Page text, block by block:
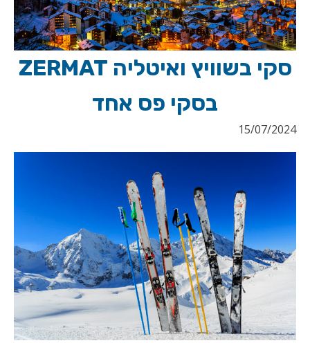
סקי בשוויץ ואיטליה ZERMAT
בסקי פס אחד
15/07/2024